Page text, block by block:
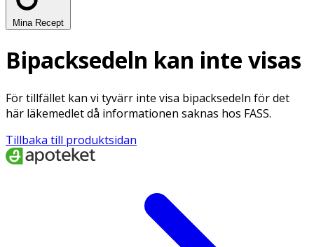
Mina Recept
Bipacksedeln kan inte visas
För tillfället kan vi tyvärr inte visa bipacksedeln för det
här läkemedlet då informationen saknas hos FASS.
Tillbaka till produktsidan